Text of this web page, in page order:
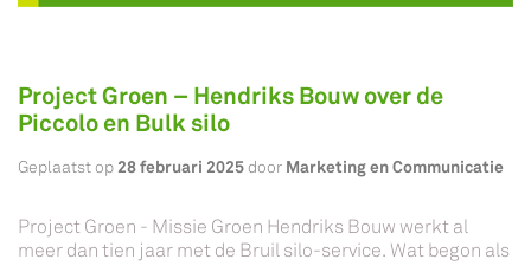
Project Groen – Hendriks Bouw over de
Piccolo en Bulk silo
Geplaatst op 28 februari 2025door Marketing en Communicatie
Project Groen - Missie Groen Hendriks Bouw werkt al
meer dan tien jaar met de Bruil silo-service. Wat begon als